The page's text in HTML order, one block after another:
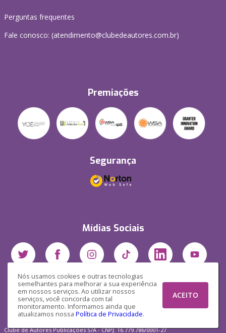
Nós usamos cookies e outras tecnologias
semelhantes para melhorar a sua experiência
em nossos serviços. Ao utilizar nossos
serviços, você concorda com tal
monitoramento. Informamos ainda que
atualizamos nossa Política de Privacidade.
ACEITO
Perguntas frequentes
Fale conosco: (atendimento@clubedeautores.com.br)
Premiações
Segurança
Mídias Sociais
Clube de Autores Publicações S/A - CNPJ: 16.779.786/0001-27